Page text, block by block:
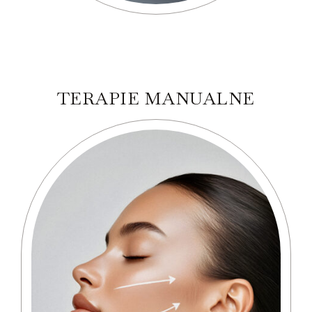
TERAPIE MANUALNE